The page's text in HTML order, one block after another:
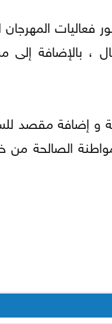
فعاليات
إلى
و إضافة مقصد
الصالحة